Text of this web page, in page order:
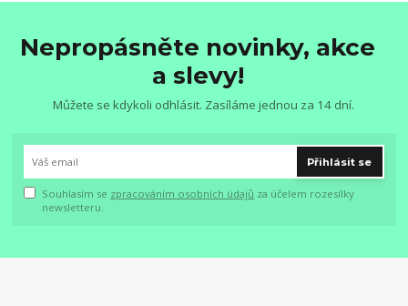
Nepropásněte novinky, akce
a slevy!
Můžete se kdykoli odhlásit. Zasíláme jednou za 14 dní.
Přihlásit se
Souhlasím se zpracováním osobních údajů za účelem rozesílky
newsletteru.